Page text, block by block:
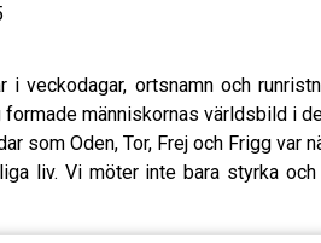
i veckodagar, ortsnamn och
människornas världsbild i
som Oden, Tor, Frej och Frigg
liv. Vi möter inte bara styrka